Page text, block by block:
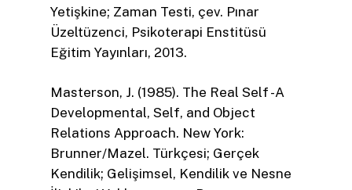
Yetişkine; Zaman Testi, çev. Pınar
Üzeltüzenci, Psikoterapi Enstitüsü
Eğitim Yayınları, 2013.
Masterson, J. (1985). The Real Self -A
Developmental, Self, and Object
Relations Approach. New York:
Brunner/Mazel. Türkçesi; Gerçek
Kendilik; Gelişimsel, Kendilik ve Nesne